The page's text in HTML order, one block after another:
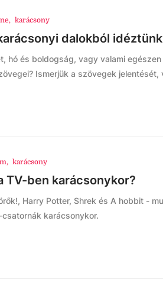
, karácsony
dalokból
hó és boldogság, vagy valami
Ismerjük a szövegek
, karácsony
TV-ben karácsonykor?
Harry Potter, Shrek és A hobbit -
karácsonykor.